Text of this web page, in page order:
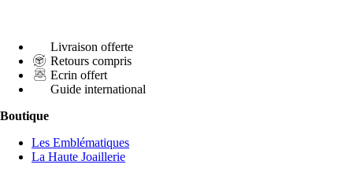
Livraison offerte
Retours compris
Ecrin offert
Guide international
Boutique
Les Emblématiques
La Haute Joaillerie